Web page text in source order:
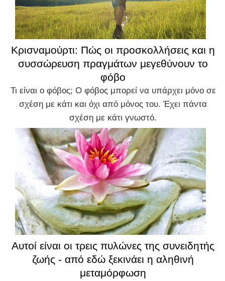
Κρισναμούρτι: Πώς οι προσκολλήσεις και η
συσσώρευση πραγμάτων μεγεθύνουν το
φόβο
Τι είναι ο φόβος; Ο φόβος μπορεί να υπάρχει μόνο σε
σχέση με κάτι και όχι από μόνος του. Έχει πάντα
σχέση με κάτι γνωστό.
Αυτοί είναι οι τρεις πυλώνες της συνειδητής
ζωής - από εδώ ξεκινάει η αληθινή
μεταμόρφωση